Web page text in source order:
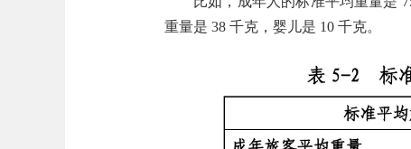
重量是 38 千克，婴儿是 10 千克。